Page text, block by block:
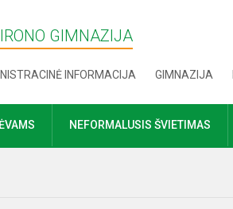
GIMNAZIJA
INFORMACIJA GIMNAZIJA
NEFORMALUSIS ŠVIETIMAS